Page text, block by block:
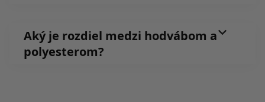
Aký je rozdiel medzi hodvábom a
polyesterom?